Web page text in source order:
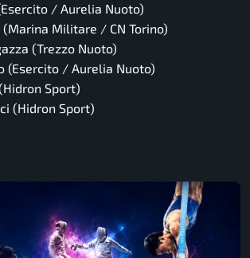
/ Aurelia Nuoto)
Militare / CN Torino)
(Trezzo Nuoto)
(Esercito / Aurelia Nuoto)
Sport)
(Hidron Sport)